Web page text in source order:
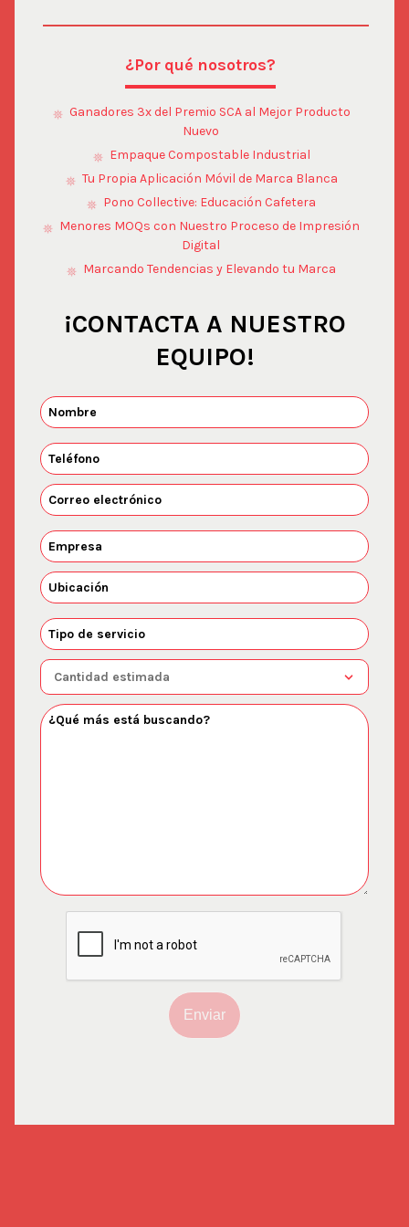
¿Por qué nosotros?
Ganadores 3x del Premio SCA al Mejor Producto
Nuevo
Empaque Compostable Industrial
Tu Propia Aplicación Móvil de Marca Blanca
Pono Collective: Educación Cafetera
Menores MOQs con Nuestro Proceso de Impresión
Digital
Marcando Tendencias y Elevando tu Marca
¡CONTACTA A NUESTRO
EQUIPO!
Enviar